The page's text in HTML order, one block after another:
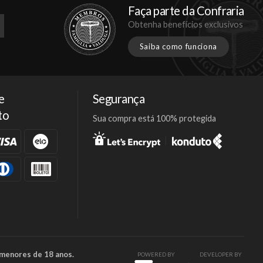
Faça parte da Confraria
Obtenha benefícios exclusivos
Saiba como funciona
Segurança
Sua compra está 100% protegida
de 18 anos. POWERED BY DEVELOPER BY